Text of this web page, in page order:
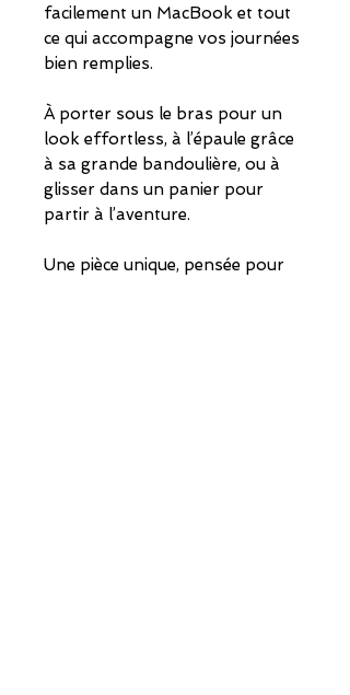
facilement un MacBook et tout
ce qui accompagne vos journées
bien remplies.
À porter sous le bras pour un
look effortless, à l’épaule grâce
à sa grande bandoulière, ou à
glisser dans un panier pour
partir à l’aventure.
Une pièce unique, pensée pour